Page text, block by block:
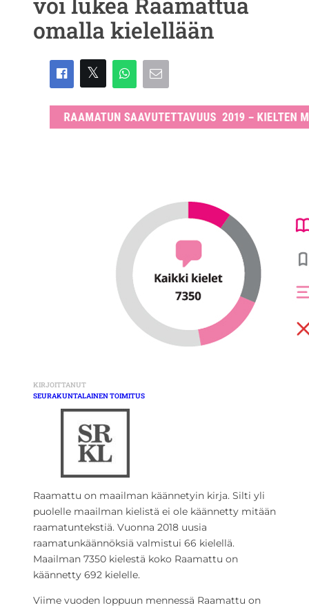
omalla kielellään
KIRJOITTANUT
SEURAKUNTALAINEN TOIMITUS
Raamattu on maailman käännetyin kirja. Silti yli
puolelle maailman kielistä ei ole käännetty mitään
raamatuntekstiä. Vuonna 2018 uusia
raamatunkäännöksiä valmistui 66 kielellä.
Maailman 7350 kielestä koko Raamattu on
käännetty 692 kielelle.
Viime vuoden loppuun mennessä Raamattu on